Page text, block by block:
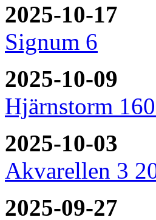
2025-10-17
Signum 6
2025-10-09
Hjärnstorm
2025-10-03
Akvarellen 3
2025-09-27